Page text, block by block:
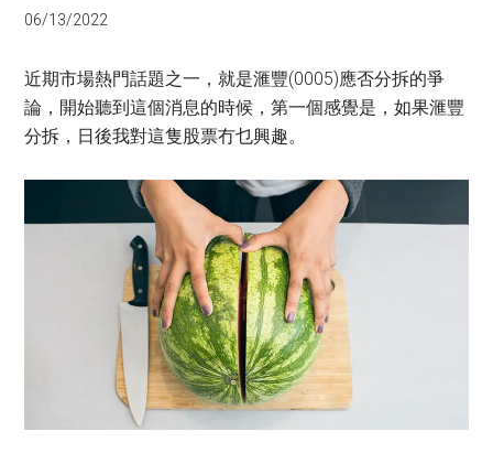
投
網
站
06/13/2022
近期市場熱門話題之一，就是滙豐(0005)應否分拆的爭
論，開始聽到這個消息的時候，第一個感覺是，如果滙豐
分拆，日後我對這隻股票冇乜興趣。